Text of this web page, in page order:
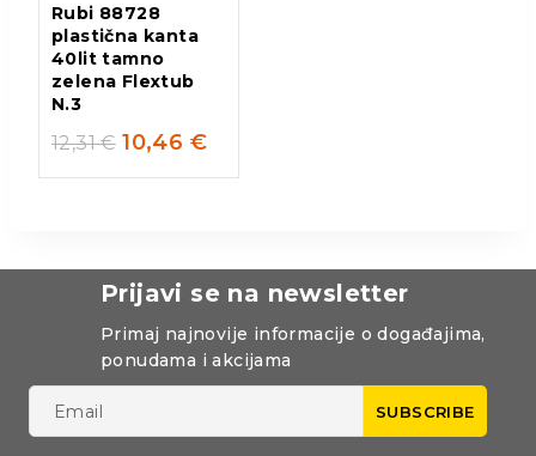
Rubi 88728
plastična kanta
40lit tamno
zelena Flextub
N.3
12,31€ 10,46 €
Prijavi se na newsletter
Primaj najnovije informacije o događajima,
ponudama i akcijama